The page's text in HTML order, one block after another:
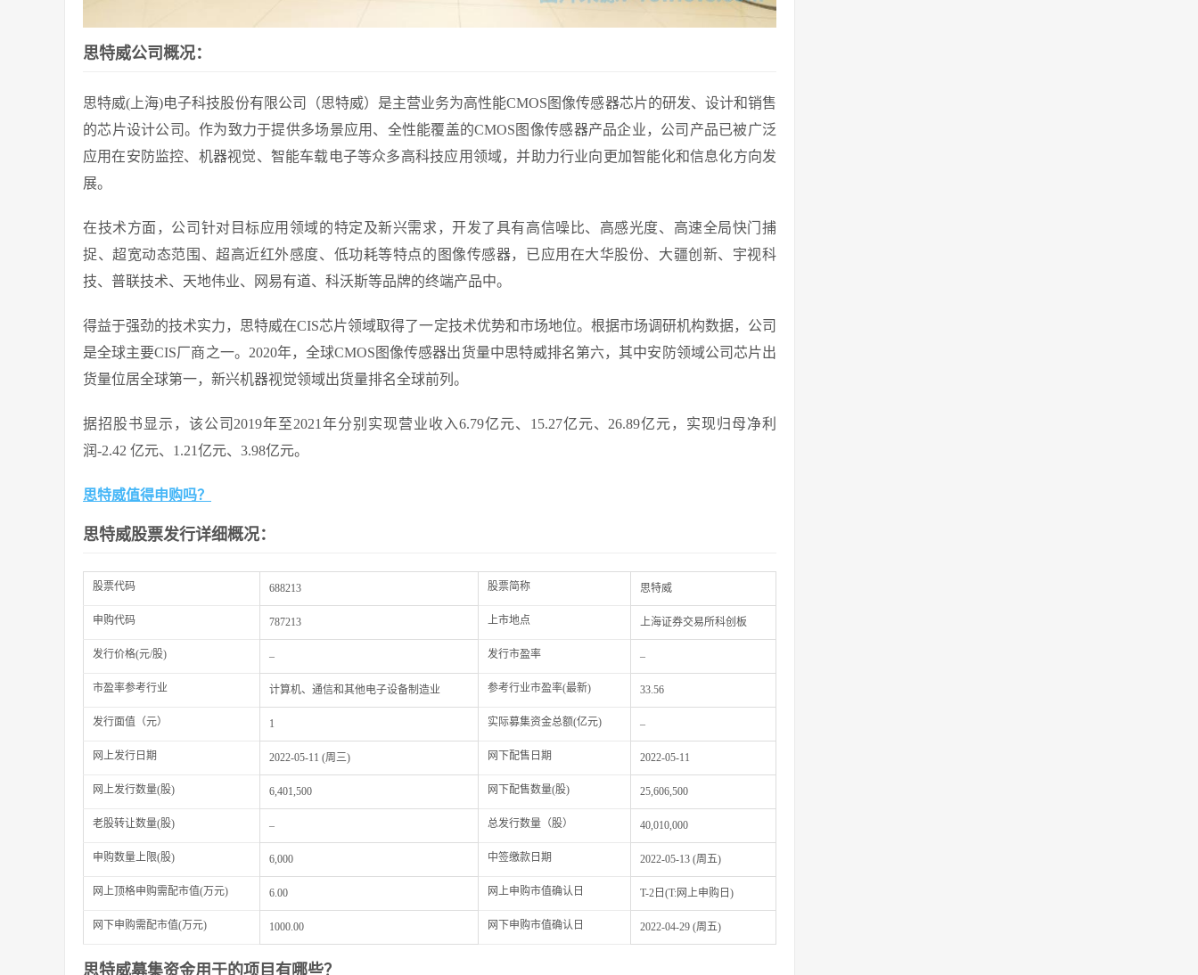
思特威公司概况：
思特威(上海)电子科技股份有限公司（思特威）是主营业务为高性能CMOS图像传感器芯片的研发、设计和销售
的芯片设计公司。作为致力于提供多场景应用、全性能覆盖的CMOS图像传感器产品企业，公司产品已被广泛
应用在安防监控、机器视觉、智能车载电子等众多高科技应用领域，并助力行业向更加智能化和信息化方向发
展。
在技术方面，公司针对目标应用领域的特定及新兴需求，开发了具有高信噪比、高感光度、高速全局快门捕
捉、超宽动态范围、超高近红外感度、低功耗等特点的图像传感器，已应用在大华股份、大疆创新、宇视科
技、普联技术、天地伟业、网易有道、科沃斯等品牌的终端产品中。
得益于强劲的技术实力，思特威在CIS芯片领域取得了一定技术优势和市场地位。根据市场调研机构数据，公司
是全球主要CIS厂商之一。2020年，全球CMOS图像传感器出货量中思特威排名第六，其中安防领域公司芯片出
货量位居全球第一，新兴机器视觉领域出货量排名全球前列。
据招股书显示，该公司2019年至2021年分别实现营业收入6.79亿元、15.27亿元、26.89亿元，实现归母净利
润-2.42 亿元、1.21亿元、3.98亿元。
思特威值得申购吗？
思特威股票发行详细概况：
股票代码 688213 股票简称 思特威
申购代码 787213 上市地点 上海证券交易所科创板
发行价格(元/股) – 发行市盈率 –
市盈率参考行业 计算机、通信和其他电子设备制造业 参考行业市盈率(最新) 33.56
发行面值（元） 1 实际募集资金总额(亿元) –
网上发行日期 2022-05-11 (周三) 网下配售日期 2022-05-11
网上发行数量(股) 6,401,500 网下配售数量(股) 25,606,500
老股转让数量(股) – 总发行数量（股） 40,010,000
申购数量上限(股) 6,000 中签缴款日期 2022-05-13 (周五)
网上顶格申购需配市值(万元) 6.00 网上申购市值确认日 T-2日(T:网上申购日)
网下申购需配市值(万元) 1000.00 网下申购市值确认日 2022-04-29 (周五)
思特威募集资金用于的项目有哪些？